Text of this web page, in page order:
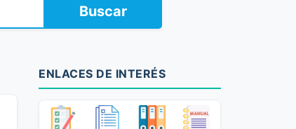
Buscar
ENLACES DE INTERÉS